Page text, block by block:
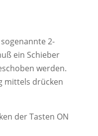
sogenannte 2-
ein Schieber
werden.
mittels drücken
der Tasten ON